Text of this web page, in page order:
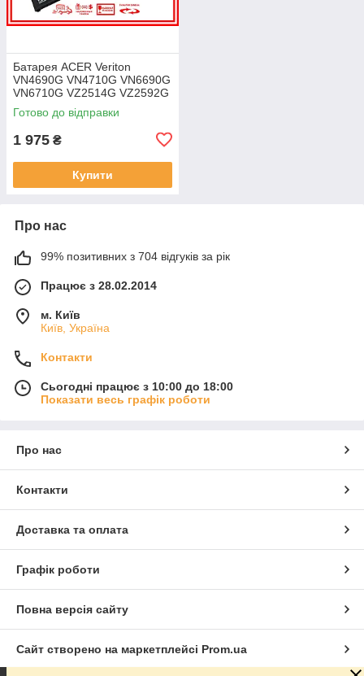
Батарея ACER Veriton
VN4690G VN4710G VN6690G
VN6710G VZ2514G VZ2592G
VZ2594G 11.25V 4471mAh
ОРИГІНАЛ
Готово до відправки
1 975 ₴
Купити
Про нас
99% позитивних з 704 відгуків за рік
Працює з 28.02.2014
м. Київ
Київ, Україна
Контакти
Сьогодні працює з 10:00 до 18:00
Показати весь графік роботи
Про нас
Контакти
Доставка та оплата
Графік роботи
Повна версія сайту
Сайт створено на маркетплейсі Prom.ua